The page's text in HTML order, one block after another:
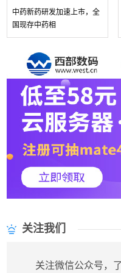
中药新药研发加速上市，全
国现存中药相
关注我们
关注微信公众号，